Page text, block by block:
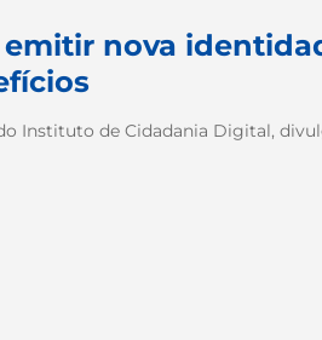
nova
Instituto de Cidadania Digital,